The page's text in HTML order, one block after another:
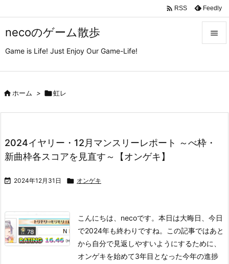
necoのゲーム散歩
Game is Life! Just Enjoy Our Game-Life!

次へ
 RSS Feedly
ホーム > 虹レ
2024イヤリー・12月マンスリーレポート ～べ枠・
新曲枠各スコアを見直す～【オンゲキ】
 2024年12月31日  オンゲキ
こんにちは、necoです。 本日は大晦日、今日
で2024年も終わりですね。この記事ではあと
から自分で見返しやすいようにするために、
オンゲキを始めて3年目となった今年の進捗